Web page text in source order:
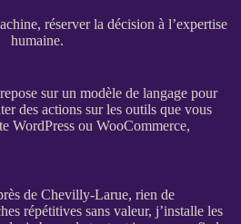
réserver la décision à l’expertise
humaine.
repose sur un modèle de langage pour
des actions sur les outils que vous
WordPressou WooCommerce,
de Chevilly-Larue, rien de
répétitives sans valeur, j’installe les